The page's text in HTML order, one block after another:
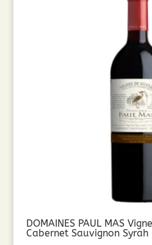
DOMAINES PAUL MAS
Cabernet Sauvignon